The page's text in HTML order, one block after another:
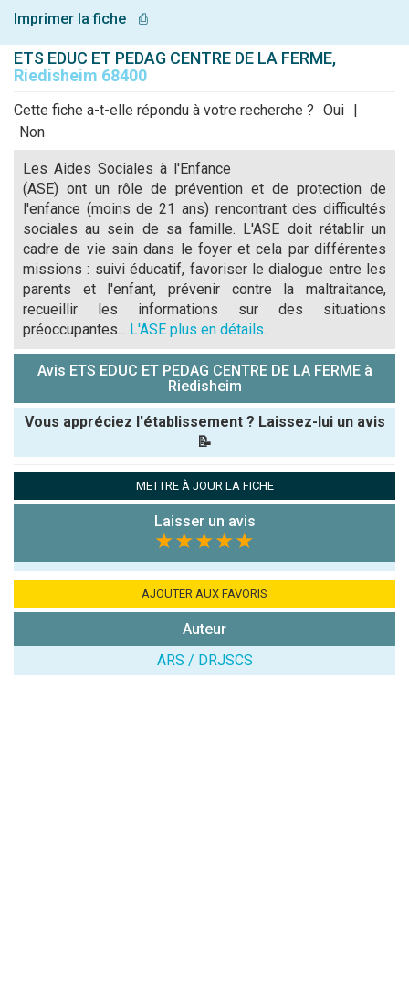
Imprimer la fiche
⎙
ETS EDUC ET PEDAG CENTRE DE LA FERME,
Riedisheim 68400
Cette fiche a-t-elle répondu à votre recherche ? Oui |
Non
Les Aides Sociales à l'Enfance
(ASE) ont un rôle de prévention et de protection de
l'enfance (moins de 21 ans) rencontrant des difficultés
sociales au sein de sa famille. L'ASE doit rétablir un
cadre de vie sain dans le foyer et cela par différentes
missions : suivi éducatif, favoriser le dialogue entre les
parents et l'enfant, prévenir contre la maltraitance,
recueillir les informations sur des situations
préoccupantes... L'ASE plus en détails.
Avis ETS EDUC ET PEDAG CENTRE DE LA FERME à
Riedisheim
Vous appréciez l'établissement ? Laissez-lui un avis
📝
Note que vous souhaitez attribuer :
Antispam -
7x4 (en
METTRE À JOUR LA FICHE
Laisser un avis
★★★★★
AJOUTER AUX FAVORIS
Auteur
ARS / DRJSCS